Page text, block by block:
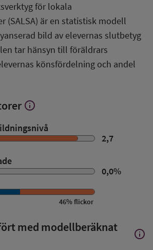
om
SALSA-
översikt
för lokala
(SALSA) är en statistisk modell
bild av elevernas slutbetyg
tar hänsyn till föräldrars
könsfördelning och andel
Visa
om
Bakgrundsfaktorer
info
2,7
0,0%
46%flickor
med modellberäknat
Visa
info